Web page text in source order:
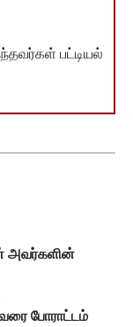
பட்டியல்
அவர்களின்
போராட்டம்